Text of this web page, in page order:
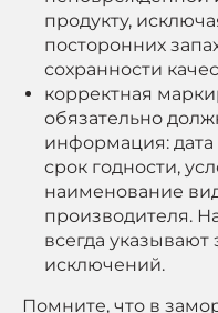
продукту,
посторонних
сохранности
корректная
обязательно
информация: дата
срок годности,
наименование
производителя.
всегда указывают
исключений.
Помните, что в